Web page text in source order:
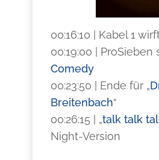
00:16:10 | Kabel 1
00:19:00 |
Comedy
00:23:50 | Ende für „
Breitenbach“
00:26:15 | „talk talk
Night-Version